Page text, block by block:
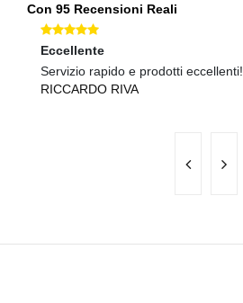
Con 95 Recensioni Reali
Eccellente
Servizio rapido e prodotti eccellenti!
RICCARDO RIVA